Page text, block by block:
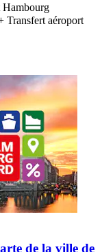
Hambourg
Transfert aéroport
de la ville de